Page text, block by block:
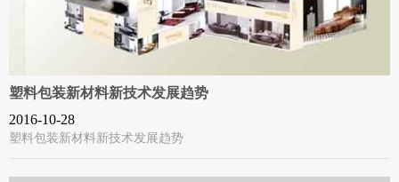
塑料包装新材料新技术发展趋势
2016-10-28
塑料包装新材料新技术发展趋势